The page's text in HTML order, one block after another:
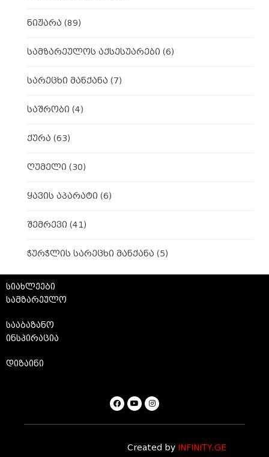
ნიჟარა (89)
სამზარეულოს აქსესუარები (6)
სარეცხი მანქანა (7)
საშრობი (4)
ქურა (63)
ღუმელი (30)
ყავის აპარატი (6)
შემრევი (41)
ჭურჭლის სარეცხი მანქანა (5)
სიახლეები
სამზარეულო
სააბაზანო
ინსპირაცია
დიზაინი
Created by INFINITY.GE